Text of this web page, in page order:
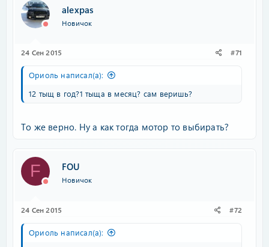
alexpas
Новичок
24 Сен 2015 #71
Ориоль написал(а):
12 тыщ в год?1 тыща в месяц? сам веришь?
То же верно. Ну а как тогда мотор то выбирать?
F FOU
Новичок
24 Сен 2015 #72
Ориоль написал(а):